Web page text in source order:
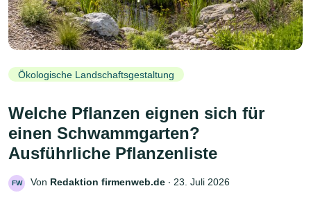
Ökologische Landschaftsgestaltung
Welche Pflanzen eignen sich für
einen Schwammgarten?
Ausführliche Pflanzenliste
FW Von Redaktion firmenweb.de ‧ 23. Juli 2026